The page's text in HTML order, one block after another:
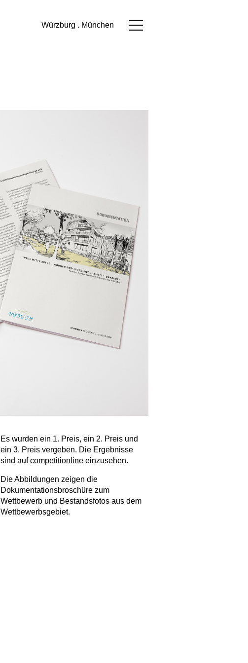
Würzburg . München
Es wurden ein 1. Preis, ein 2. Preis und
ein 3. Preis vergeben. Die Ergebnisse
sind aufcompetitionline einzusehen.
Die Abbildungen zeigen die
Dokumentationsbroschüre zum
Wettbewerb und Bestandsfotos aus dem
Wettbewerbsgebiet.